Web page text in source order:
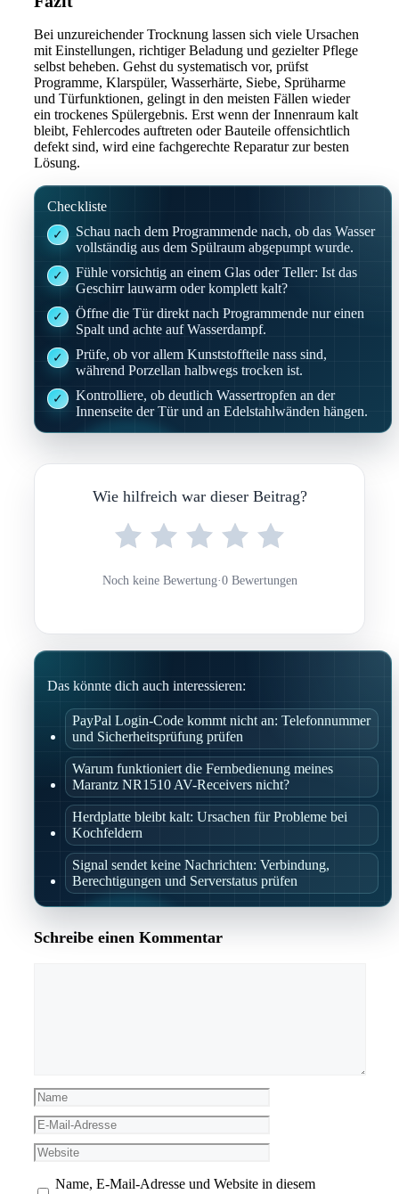
Bei unzureichender Trocknung lassen sich viele Ursachen
mit Einstellungen, richtiger Beladung und gezielter Pflege
selbst beheben. Gehst du systematisch vor, prüfst
Programme, Klarspüler, Wasserhärte, Siebe, Sprüharme
und Türfunktionen, gelingt in den meisten Fällen wieder
ein trockenes Spülergebnis. Erst wenn der Innenraum kalt
bleibt, Fehlercodes auftreten oder Bauteile offensichtlich
defekt sind, wird eine fachgerechte Reparatur zur besten
Lösung.
Checkliste
Schau nach dem Programmende nach, ob das Wasser
vollständig aus dem Spülraum abgepumpt wurde.
Fühle vorsichtig an einem Glas oder Teller: Ist das
Geschirr lauwarm oder komplett kalt?
Öffne die Tür direkt nach Programmende nur einen
Spalt und achte auf Wasserdampf.
Prüfe, ob vor allem Kunststoffteile nass sind,
während Porzellan halbwegs trocken ist.
Kontrolliere, ob deutlich Wassertropfen an der
Innenseite der Tür und an Edelstahlwänden hängen.
Wie hilfreich war dieser Beitrag?
Noch keine Bewertung·0 Bewertungen
Das könnte dich auch interessieren:
PayPal Login-Code kommt nicht an: Telefonnummer
und Sicherheitsprüfung prüfen
Warum funktioniert die Fernbedienung meines
Marantz NR1510 AV-Receivers nicht?
Herdplatte bleibt kalt: Ursachen für Probleme bei
Kochfeldern
Signal sendet keine Nachrichten: Verbindung,
Berechtigungen und Serverstatus prüfen
Schreibe einen Kommentar
Name
E-
Mail-
Adresse
Website
Name, E-Mail-Adresse und Website in diesem